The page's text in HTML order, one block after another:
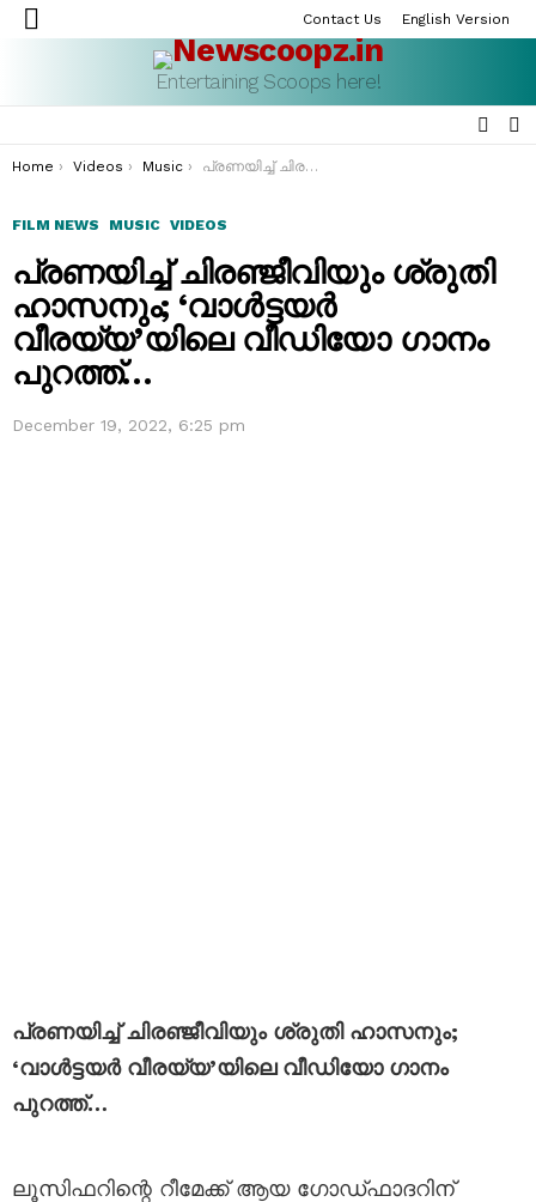
Menu
Contact Us English Version
Entertaining Scoops here!
You are here:
Home Videos Music പ്രണയിച്ച് ചിരഞ്ജീവിയും ശ്രുതി ഹാസനും; ‘വാൾട്ടയർ വീരയ്യ’യിലെ വീഡിയോ ഗാനം പുറത്ത്…
FILM NEWS MUSIC VIDEOS
പ്രണയിച്ച് ചിരഞ്ജീവിയും ശ്രുതി
ഹാസനും; ‘വാൾട്ടയർ
വീരയ്യ’യിലെ വീഡിയോ ഗാനം
പുറത്ത്…
December 19, 2022, 6:25 pm
പ്രണയിച്ച് ചിരഞ്ജീവിയും ശ്രുതി ഹാസനും;
‘വാൾട്ടയർ വീരയ്യ’യിലെ വീഡിയോ ഗാനം
പുറത്ത്…
ലൂസിഫറിന്റെ റീമേക്ക് ആയ ഗോഡ്ഫാദറിന്